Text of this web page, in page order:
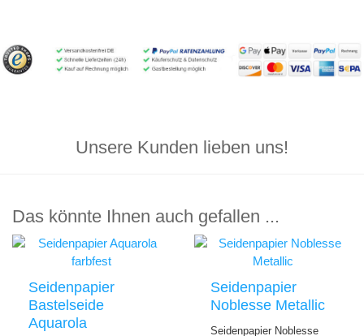
Unsere Kunden lieben uns!
Das könnte Ihnen auch gefallen ...
Seidenpapier
Bastelseide
Aquarola
Seidenpapier
Noblesse Metallic
Seidenpapier Noblesse